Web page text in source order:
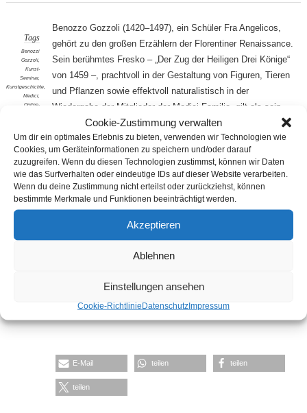
Cookie-Zustimmung verwalten
Um dir ein optimales Erlebnis zu bieten, verwenden wir Technologien wie
Cookies, um Geräteinformationen zu speichern und/oder darauf
zuzugreifen. Wenn du diesen Technologien zustimmst, können wir Daten
wie das Surfverhalten oder eindeutige IDs auf dieser Website verarbeiten.
Wenn du deine Zustimmung nicht erteilst oder zurückziehst, können
bestimmte Merkmale und Funktionen beeinträchtigt werden.
Akzeptieren
Ablehnen
Einstellungen ansehen
Cookie-RichtlinieDatenschutzImpressum
Tags
Benozzi
Gozzoli,
Kunst-
Seminar,
Kunstgeschichte,
Medici,
Online-
Benozzo Gozzoli (1420–1497), ein Schüler Fra Angelicos,
gehört zu den großen Erzählern der Florentiner Renaissance.
Sein berühmtes Fresko – „Der Zug der Heiligen Drei Könige“
von 1459 –, prachtvoll in der Gestaltung von Figuren, Tieren
und Pflanzen sowie effektvoll naturalistisch in der
Wiedergabe der Mitglieder der Medici-Familie, gilt als sein
Hauptwerk.
Die Wandmalerei eröffnet einen weiteren Blick auf die
künstlerische Blüte in der Stadt am Arno und verweist mit
ihrer politischen Komponente zugleich auf die machtvollen
Bestrebungen der Medici.
E-Mail teilen teilen
teilen